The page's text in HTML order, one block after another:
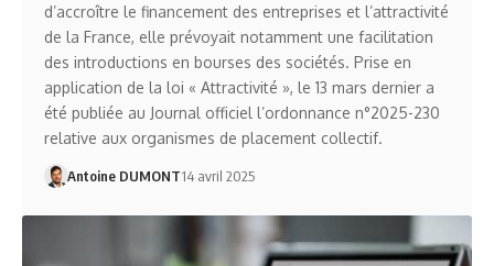
d’accroître le financement des entreprises et l’attractivité
de la France, elle prévoyait notamment une facilitation
des introductions en bourses des sociétés. Prise en
application de la loi « Attractivité », le 13 mars dernier a
été publiée au Journal officiel l’ordonnance n°2025-230
relative aux organismes de placement collectif.
Antoine DUMONT14 avril 2025